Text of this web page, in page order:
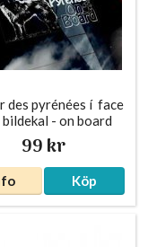
des pyrénées í face
bildekal - on board
99 kr
Köp